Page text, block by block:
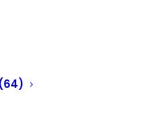
Account